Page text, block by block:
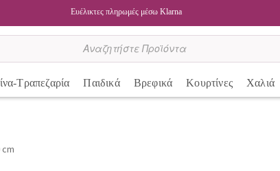
Ευέλικτες πληρωμές μέσω Klarna
Τραπεζαρία Παιδικά Βρεφικά Κουρτίνες Χαλιά
cm